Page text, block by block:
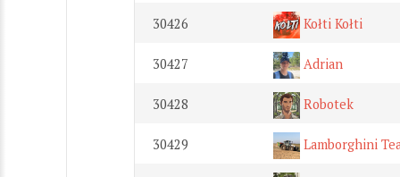
30426 Kołti Kołti
30427 Adrian
30428 Robotek
30429 Lamborghini